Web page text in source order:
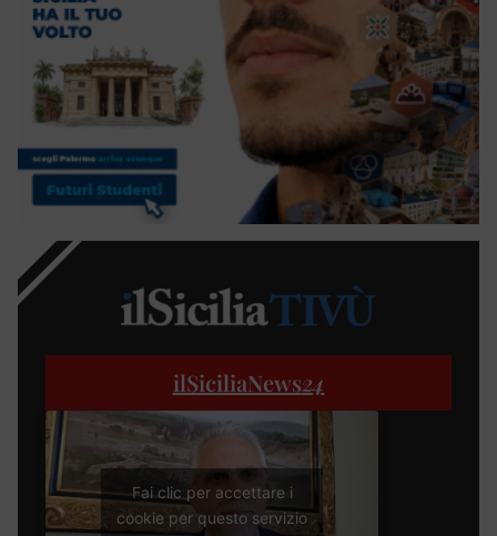
ilSiciliaNews24
Fai clic per accettare i
cookie per questo servizio